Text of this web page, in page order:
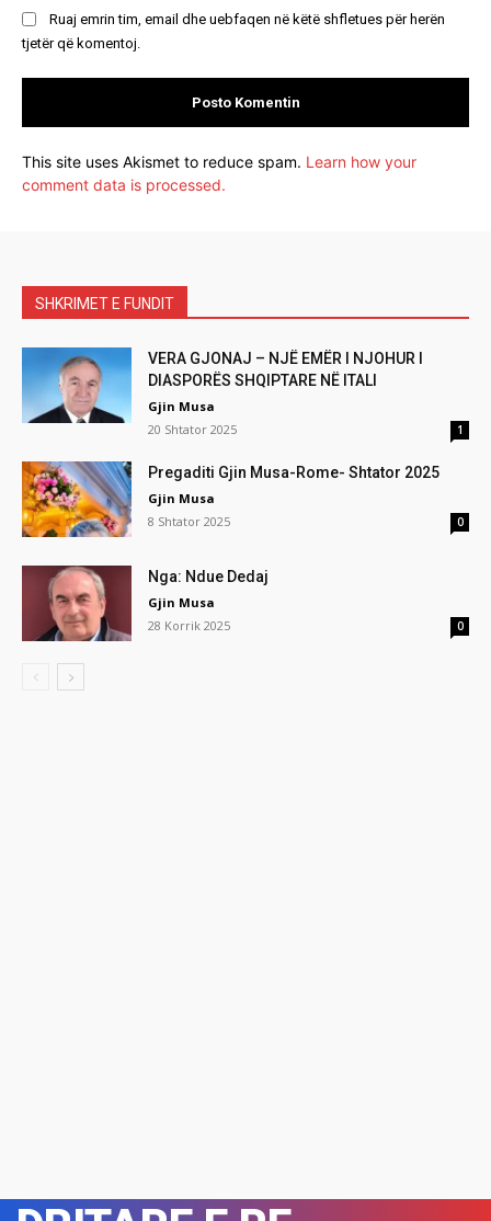
Ruaj emrin tim, email dhe uebfaqen në këtë shfletues për herën
tjetër që komentoj.
This site uses Akismet to reduce spam. Learn how your
comment data is processed.
SHKRIMET E FUNDIT
VERA GJONAJ – NJË EMËR I NJOHUR I
DIASPORËS SHQIPTARE NË ITALI
Gjin Musa
20 Shtator 2025
1
Pregaditi Gjin Musa-Rome- Shtator 2025
Gjin Musa
8 Shtator 2025
0
Nga: Ndue Dedaj
Gjin Musa
28 Korrik 2025
0